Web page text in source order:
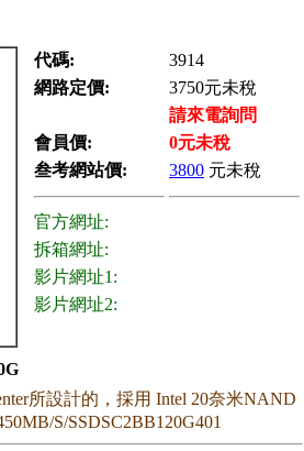
代碼:
3914
網路定價:
3750元未稅
請來電詢問
會員價:
0元未稅
叁考網站價:
3800 元未稅
官方網址:
拆箱網址:
影片網址1:
影片網址2:
所設計的，採用 Intel 20奈米NAND
S/SSDSC2BB120G401